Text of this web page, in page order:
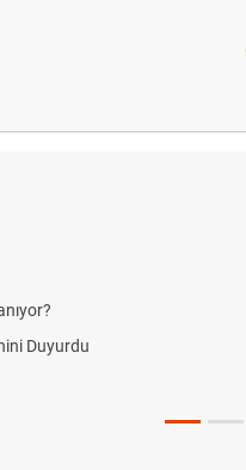
Duyurdu